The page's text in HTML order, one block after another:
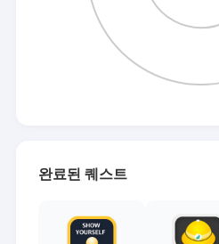
완료된 퀘스트